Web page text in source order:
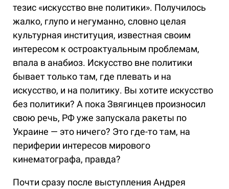
тезис «искусство вне политики». Получилось
жалко, глупо и негуманно, словно целая
культурная институция, известная своим
интересом к остроактуальным проблемам,
впала в анабиоз. Искусство вне политики
бывает только там, где плевать и на
искусство, и на политику. Вы хотите искусство
без политики? А пока Звягинцев произносил
свою речь, РФ уже запускала ракеты по
Украине — это ничего? Это где-то там, на
периферии интересов мирового
кинематографа, правда?
Почти сразу после выступления Андрея